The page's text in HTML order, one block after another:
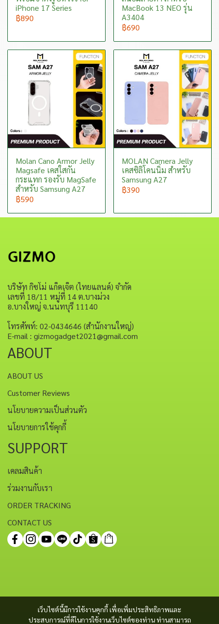
iPhone 17 Series
฿890
MacBook 13 NEO รุ่น
A3404
฿690
Molan Cano Armor Jelly
Magsafe เคสใสกัน
กระแทก รองรับ MagSafe
สำหรับ Samsung A27
฿590
MOLAN Camera Jelly
เคสซิลิโคนนิ่ม สำหรับ
Samsung A27
฿390
เว็บไซต์นี้มีการใช้งานคุกกี้ เพื่อเพิ่มประสิทธิภาพและ
ประสบการณ์ที่ดีในการใช้งานเว็บไซต์ของท่าน ท่านสามารถ
บริษัท กิซโม่ แก็ดเจ็ต (ไทยแลนด์) จำกัด
เลขที่ 18/11 หมู่ที่ 14 ต.บางม่วง
อ.บางใหญ่ จ.นนทบุรี 11140
โทรศัพท์: 02-0434646 (สำนักงานใหญ่)
E-mail : gizmogadget2021@gmail.com
ABOUT
ABOUT US
Customer Reviews
นโยบายความเป็นส่วนตัว
นโยบายการใช้คุกกี้
SUPPORT
เคลมสินค้า
ร่วมงานกับเรา
ORDER TRACKING
CONTACT US